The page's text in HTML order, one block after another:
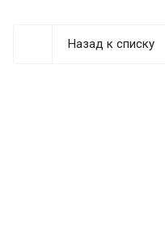
Назад к списку